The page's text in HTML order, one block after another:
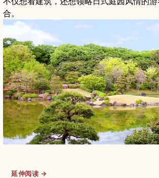
合。
延伸阅读 →